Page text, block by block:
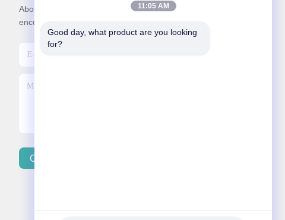
Abonnez-vous à notre newsletter pour des réductions et plus
encore.
Contactez-Nous
11:05 AM
Good day, what product are you looking
for?